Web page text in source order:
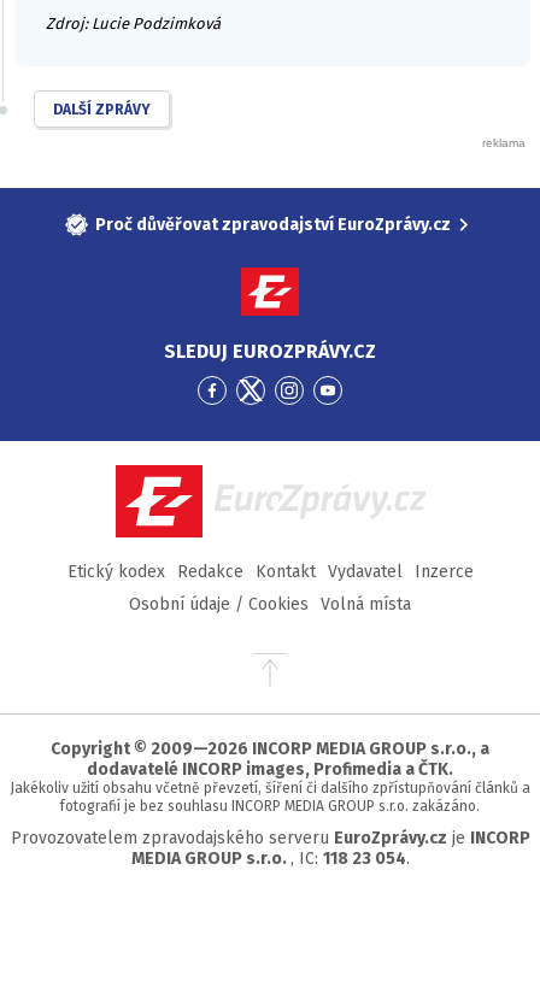
Zdroj: Lucie Podzimková
DALŠÍ ZPRÁVY
Proč důvěřovat zpravodajství EuroZprávy.cz
SLEDUJ EUROZPRÁVY.CZ
Přejít
Facebook
Přejít
Twitter
Přejít
Instagram
Přejít
YouTube
EuroZprávy.cz
Etický kodex Redakce Kontakt Vydavatel
Inzerce
Osobní údaje / Cookies
Volná místa
Přejít
stránky
Copyright © 2009—2026 INCORP MEDIA GROUP s.r.o., a
dodavatelé INCORP images, Profimedia a ČTK.
Jakékoliv užití obsahu včetně převzetí, šíření či dalšího zpřístupňování článků a
fotografií je bez souhlasu INCORP MEDIA GROUP s.r.o. zakázáno.
Provozovatelem zpravodajského serveru EuroZprávy.cz je INCORP
MEDIA GROUP s.r.o., IC: 118 23 054.